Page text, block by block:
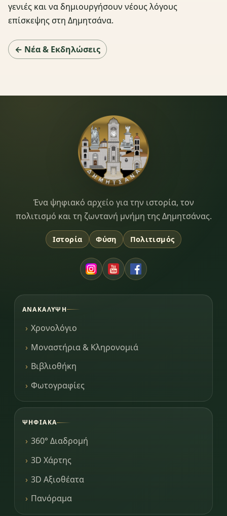
γενιές και να δημιουργήσουν νέους λόγους
επίσκεψης στη Δημητσάνα.
← Νέα & Εκδηλώσεις
Dimitsana.gr
Ένα ψηφιακό αρχείο για την ιστορία, τον
πολιτισμό και τη ζωντανή μνήμη της Δημητσάνας.
Ιστορία Φύση Πολιτισμός
ΑΝΑΚΆΛΥΨΗ
Χρονολόγιο
Μοναστήρια & Κληρονομιά
Βιβλιοθήκη
Φωτογραφίες
ΨΗΦΙΑΚΆ
360° Διαδρομή
3D Χάρτης
3D Αξιοθέατα
Πανόραμα